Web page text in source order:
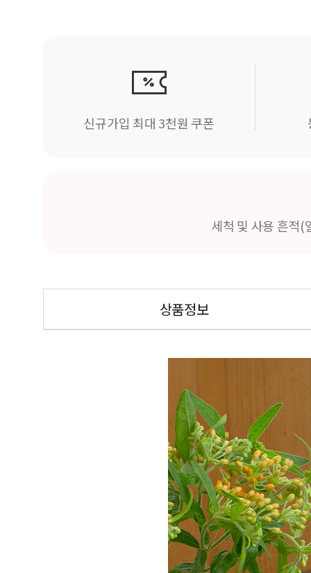
신규가입 최대 3천원 쿠폰
세척 및 사용 흔적(
상품정보